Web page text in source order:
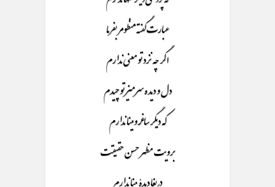
عبارت گفته منظومر بفرما
اگر چه نزد تو معنی ندارم
دل و دیده سر میز تو چیدم
که دیگر ساغر و مینا ندارم
برویت مظهر حسن حقیقت